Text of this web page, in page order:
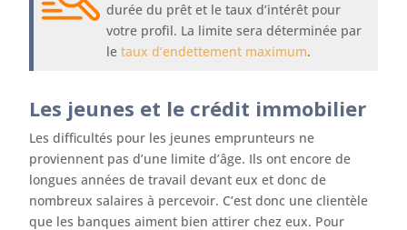
durée du prêt et le taux d’intérêt pour
votre profil. La limite sera déterminée par
letaux d’endettement maximum.
Les jeunes et le crédit immobilier
Les difficultés pour les jeunes emprunteurs ne
proviennent pas d’une limite d’âge. Ils ont encore de
longues années de travail devant eux et donc de
nombreux salaires à percevoir. C’est donc une clientèle
que les banques aiment bien attirer chez eux. Pour